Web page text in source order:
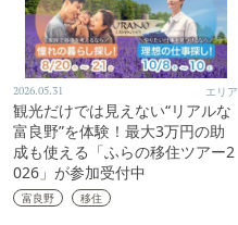
2026.05.31 エリア
観光だけでは見えない“リアルな
富良野”を体験！最大3万円の助
成も使える「ふらの移住ツアー2
026」が参加受付中
富良野 移住